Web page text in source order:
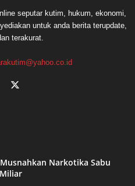
seputar kutim, hukum, ekonomi,
untuk anda berita terupdate,
terakurat.
Narkotika Sabu